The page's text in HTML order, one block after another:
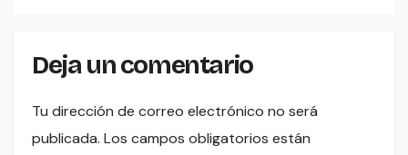
Deja un comentario
Tu dirección de correo electrónico no será
publicada. Los campos obligatorios están